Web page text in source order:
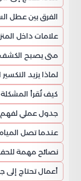
الفرق بين عطل
علامات داخل
متى يصبح
لماذا يزيد
كيف تُقرأ المشكلة
جدول عملي
عندما تصل
نصائح مهمة
أعمال تحتاج